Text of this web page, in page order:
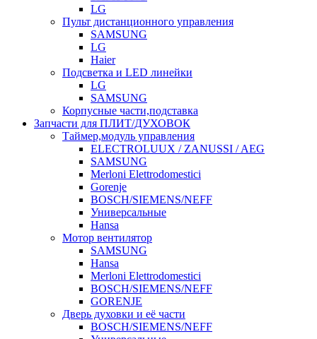
LG
Пульт дистанционного управления
SAMSUNG
LG
Haier
Подсветка и LED линейки
LG
SAMSUNG
Корпусные части,подставка
Запчасти для ПЛИТ/ДУХОВОК
Таймер,модуль управления
ELECTROLUUX / ZANUSSI / AEG
SAMSUNG
Merloni Elettrodomestici
Gorenje
BOSCH/SIEMENS/NEFF
Универсальные
Hansa
Мотор вентилятор
SAMSUNG
Hansa
Merloni Elettrodomestici
BOSCH/SIEMENS/NEFF
GORENJE
Дверь духовки и её части
BOSCH/SIEMENS/NEFF